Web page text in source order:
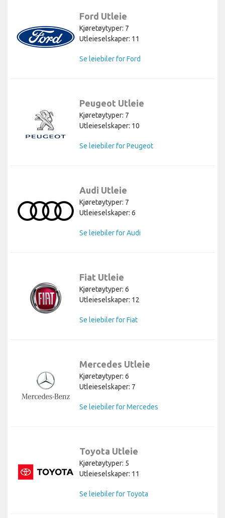
Ford Utleie
Kjøretøytyper: 7
Utleieselskaper: 11
Se leiebiler for Ford
Peugeot Utleie
Kjøretøytyper: 7
Utleieselskaper: 10
Se leiebiler for Peugeot
Audi Utleie
Kjøretøytyper: 7
Utleieselskaper: 6
Se leiebiler for Audi
Fiat Utleie
Kjøretøytyper: 6
Utleieselskaper: 12
Se leiebiler for Fiat
Mercedes Utleie
Kjøretøytyper: 6
Utleieselskaper: 7
Se leiebiler for Mercedes
Toyota Utleie
Kjøretøytyper: 5
Utleieselskaper: 11
Se leiebiler for Toyota